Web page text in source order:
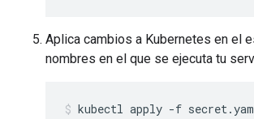
Aplica cambios a Kubernetes en el
nombres en el que se ejecuta tu
kubectl apply -f